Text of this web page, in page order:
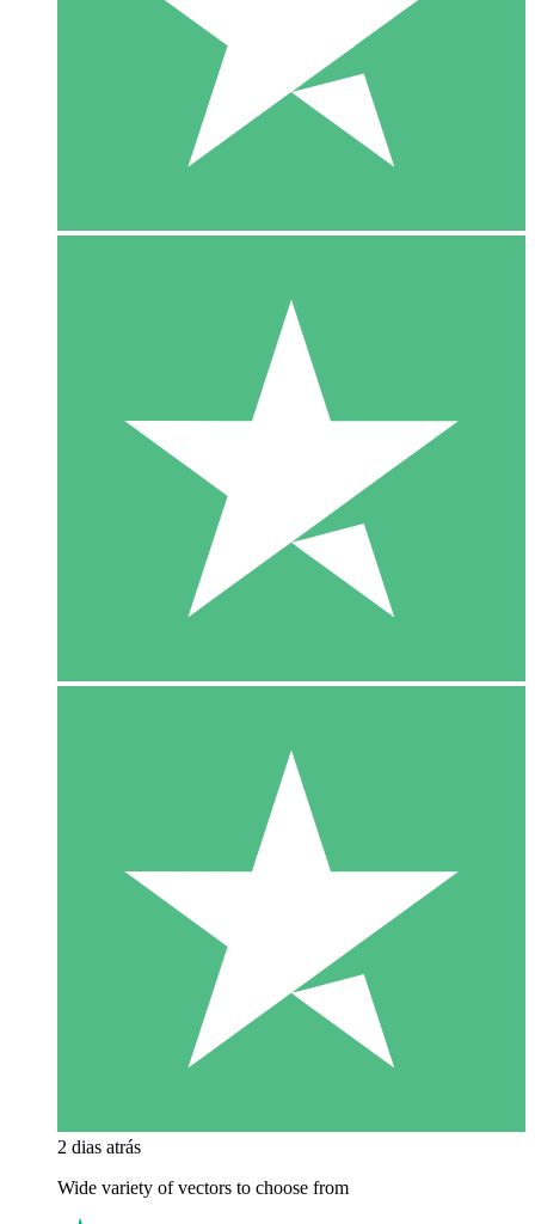
2 dias atrás
Wide variety of vectors to choose from